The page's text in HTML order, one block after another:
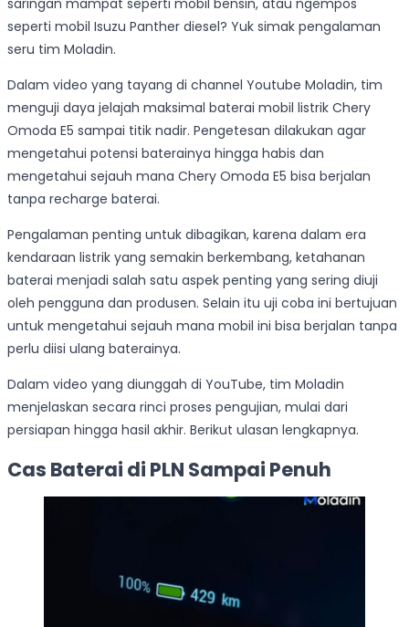
saringan mampat seperti mobil bensin, atau ngempos
seperti mobil Isuzu Panther diesel? Yuk simak pengalaman
seru tim Moladin.
Dalam video yang tayang di channel Youtube Moladin, tim
menguji daya jelajah maksimal baterai mobil listrik Chery
Omoda E5 sampai titik nadir. Pengetesan dilakukan agar
mengetahui potensi baterainya hingga habis dan
mengetahui sejauh mana Chery Omoda E5 bisa berjalan
tanpa recharge baterai.
Pengalaman penting untuk dibagikan, karena dalam era
kendaraan listrik yang semakin berkembang, ketahanan
baterai menjadi salah satu aspek penting yang sering diuji
oleh pengguna dan produsen. Selain itu uji coba ini bertujuan
untuk mengetahui sejauh mana mobil ini bisa berjalan tanpa
perlu diisi ulang baterainya.
Dalam video yang diunggah di YouTube, tim Moladin
menjelaskan secara rinci proses pengujian, mulai dari
persiapan hingga hasil akhir. Berikut ulasan lengkapnya.
Cas Baterai di PLN Sampai Penuh